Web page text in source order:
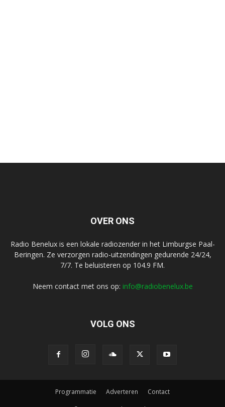
OVER ONS
Radio Benelux is een lokale radiozender in het Limburgse Paal-
Beringen. Ze verzorgen radio-uitzendingen gedurende 24/24,
7/7. Te beluisteren op 104.9 FM.
Neem contact met ons op: info@radiobenelux.be
VOLG ONS
Programmatie Adverteren Contact